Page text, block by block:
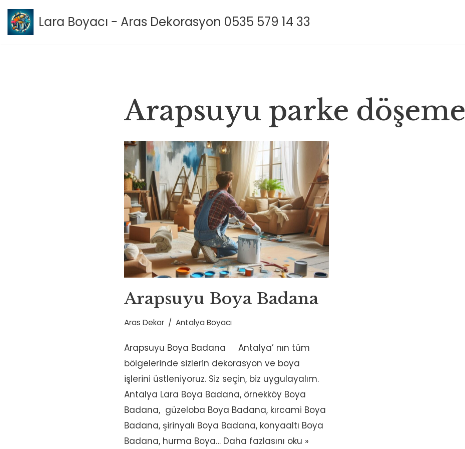
İçeriğe Lara Boyacı - Aras Dekorasyon 0535 579 14 33
Arapsuyu parke döşeme
Arapsuyu Boya Badana
Aras Dekor Antalya Boyacı
Arapsuyu Boya Badana Antalya’ nın tüm
bölgelerinde sizlerin dekorasyon ve boya
işlerini üstleniyoruz. Siz seçin, biz uygulayalım.
Antalya Lara Boya Badana, örnekköy Boya
Badana, güzeloba Boya Badana, kırcami Boya
Badana, şirinyalı Boya Badana, konyaaltı Boya
Badana, hurma Boya… Daha fazlasını oku »